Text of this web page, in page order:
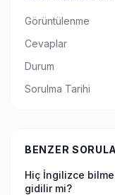
Görüntülenme
Cevaplar
Durum
Sorulma Tarihi
BENZER
Hiç İngilizce
gidilir mi?